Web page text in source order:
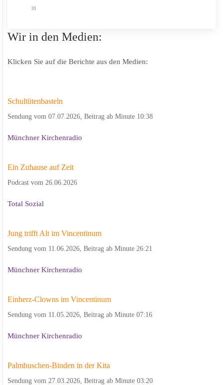
31
Wir in den Medien:
Klicken Sie auf die Berichte aus den Medien:
Schultütenbasteln
Sendung vom 07.07.2026, Beitrag ab Minute 10:38
Münchner Kirchenradio
Ein Zuhause auf Zeit
Podcast vom 26.06.2026
Total Sozial
Jung trifft Alt im Vincentinum
Sendung vom 11.06.2026, Beitrag ab Minute 26:21
Münchner Kirchenradio
Einherz-Clowns im Vincentinum
Sendung vom 11.05.2026, Beitrag ab Minute 07:16
Münchner Kirchenradio
Palmbuschen-Binden in der Kita
Sendung vom 27.03.2026, Beitrag ab Minute 03:20